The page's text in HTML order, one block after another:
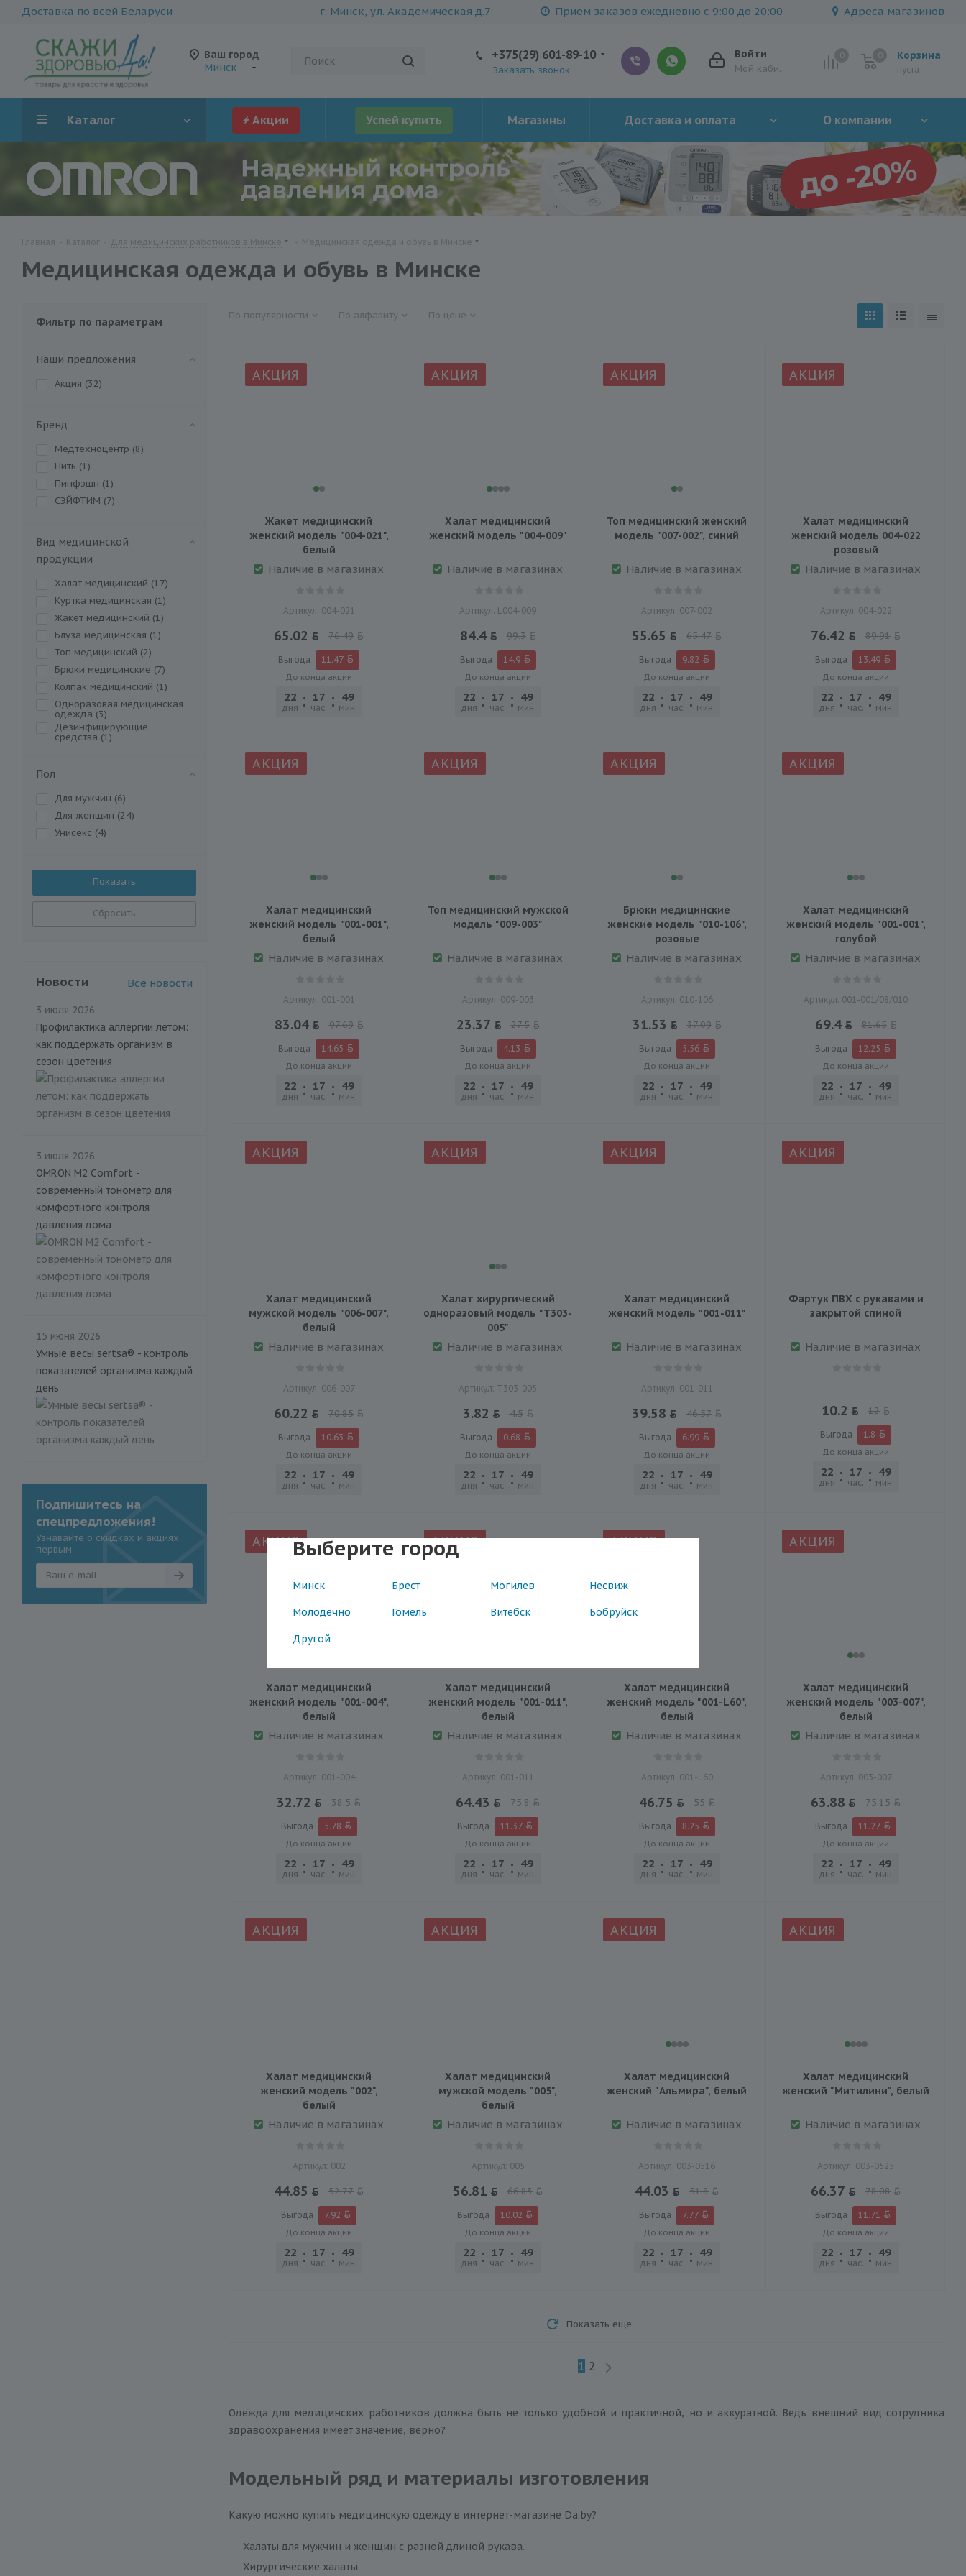
Выберите город
Минск Брест Могилев Несвиж
Молодечно Гомель Витебск Бобруйск
Другой
Доставка по всей Беларуси г. Минск, ул. Академическая д.7 Прием заказов ежедневно с 9:00 до 20:00 Адреса магазинов
Ваш город
Минск
Корзина
пуста
Войти
Мой кабинет
+375(29) 601-89-10
Заказать звонок
Каталог Акции Успей купить Магазины Доставка и оплата О компании
Медицинская одежда и обувь в Минске
По популярности По алфавиту По цене
АКЦИЯ
Жакет медицинский
женский модель "004-021",
белый
Наличие в магазинах
Артикул: 004-021
65.02 76.49
Выгода 11.47
До конца акции
22
дня
17
час.
49
мин.
АКЦИЯ
Халат медицинский
женский модель "004-009"
Наличие в магазинах
Артикул: L004-009
84.4 99.3
Выгода 14.9
До конца акции
22
дня
17
час.
49
мин.
АКЦИЯ
Топ медицинский женский
модель "007-002", синий
Наличие в магазинах
Артикул: 007-002
55.65 65.47
Выгода 9.82
До конца акции
22
дня
17
час.
49
мин.
АКЦИЯ
Халат медицинский
женский модель 004-022
розовый
Наличие в магазинах
Артикул: 004-022
76.42 89.91
Выгода 13.49
До конца акции
22
дня
17
час.
49
мин.
АКЦИЯ
Халат медицинский
женский модель "001-001",
белый
Наличие в магазинах
Артикул: 001-001
83.04 97.69
Выгода 14.65
До конца акции
22
дня
17
час.
49
мин.
АКЦИЯ
Топ медицинский мужской
модель "009-003"
Наличие в магазинах
Артикул: 009-003
23.37 27.5
Выгода 4.13
До конца акции
22
дня
17
час.
49
мин.
АКЦИЯ
Брюки медицинские
женские модель "010-106",
розовые
Наличие в магазинах
Артикул: 010-106
31.53 37.09
Выгода 5.56
До конца акции
22
дня
17
час.
49
мин.
АКЦИЯ
Халат медицинский
женский модель "001-001",
голубой
Наличие в магазинах
Артикул: 001-001/08/010
69.4 81.65
Выгода 12.25
До конца акции
22
дня
17
час.
49
мин.
АКЦИЯ
Халат медицинский
мужской модель "006-007",
белый
Наличие в магазинах
Артикул: 006-007
60.22 70.85
Выгода 10.63
До конца акции
22
дня
17
час.
49
мин.
АКЦИЯ
Халат хирургический
одноразовый модель "Т303-
005"
Наличие в магазинах
Артикул: Т303-005
3.82 4.5
Выгода 0.68
До конца акции
22
дня
17
час.
49
мин.
АКЦИЯ
Халат медицинский
женский модель "001-011"
Наличие в магазинах
Артикул: 001-011
39.58 46.57
Выгода 6.99
До конца акции
22
дня
17
час.
49
мин.
АКЦИЯ
Фартук ПВХ с рукавами и
закрытой спиной
Наличие в магазинах
10.2 12
Выгода 1.8
До конца акции
22
дня
17
час.
49
мин.
АКЦИЯ
Халат медицинский
женский модель "001-004",
белый
Наличие в магазинах
Артикул: 001-004
32.72 38.5
Выгода 5.78
До конца акции
22
дня
17
час.
49
мин.
АКЦИЯ
Халат медицинский
женский модель "001-011",
белый
Наличие в магазинах
Артикул: 001-011
64.43 75.8
Выгода 11.37
До конца акции
22
дня
17
час.
49
мин.
АКЦИЯ
Халат медицинский
женский модель "001-L60",
белый
Наличие в магазинах
Артикул: 001-L60
46.75 55
Выгода 8.25
До конца акции
22
дня
17
час.
49
мин.
АКЦИЯ
Халат медицинский
женский модель "003-007",
белый
Наличие в магазинах
Артикул: 003-007
63.88 75.15
Выгода 11.27
До конца акции
22
дня
17
час.
49
мин.
АКЦИЯ
Халат медицинский
женский модель "002",
белый
Наличие в магазинах
Артикул: 002
44.85 52.77
Выгода 7.92
До конца акции
22
дня
17
час.
49
мин.
АКЦИЯ
Халат медицинский
мужской модель "005",
белый
Наличие в магазинах
Артикул: 005
56.81 66.83
Выгода 10.02
До конца акции
22
дня
17
час.
49
мин.
АКЦИЯ
Халат медицинский
женский "Альмира", белый
Наличие в магазинах
Артикул: 003-0516
44.03 51.8
Выгода 7.77
До конца акции
22
дня
17
час.
49
мин.
АКЦИЯ
Халат медицинский
женский "Митилини", белый
Наличие в магазинах
Артикул: 003-0525
66.37 78.08
Выгода 11.71
До конца акции
22
дня
17
час.
49
мин.
Показать еще
1 2
Одежда для медицинских работников должна быть не только удобной и практичной, но и аккуратной. Ведь внешний вид сотрудника
здравоохранения имеет значение, верно?
Модельный ряд и материалы изготовления
Какую можно купить медицинскую одежду в интернет-магазине Da.by?
Халаты для мужчин и женщин с разной длиной рукава.
Хирургические халаты.
Фильтр по параметрам
Наши предложения
Акция (32)
Бренд
Медтехноцентр (8)
Нить (1)
Пинфэшн (1)
СЭЙФТИМ (7)
Вид медицинской
продукции
Халат медицинский (17)
Куртка медицинская (1)
Жакет медицинский (1)
Блуза медицинская (1)
Топ медицинский (2)
Брюки медицинские (7)
Колпак медицинский (1)
Одноразовая медицинская
одежда (3)
Дезинфицирующие
средства (1)
Пол
Для мужчин (6)
Для женщин (24)
Унисекс (4)
Сбросить
Новости Все новости
3 июля 2026
Профилактика аллергии летом:
как поддержать организм в
сезон цветения
3 июля 2026
OMRON M2 Comfort -
современный тонометр для
комфортного контроля
давления дома
15 июня 2026
Умные весы sertsa® - контроль
показателей организма каждый
день
Подпишитесь на
спецпредложения!
Узнавайте о скидках и акциях
первым